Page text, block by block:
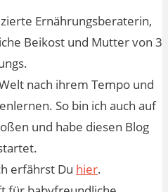
Ernährungsberaterin,
Beikost und Mutter von 3
nach ihrem Tempo und
So bin ich auch auf
und habe diesen Blog
erfährst Du hier.